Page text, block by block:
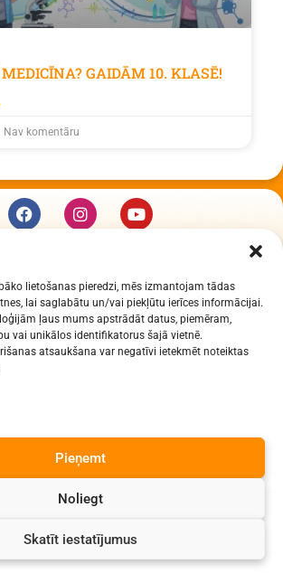
lietošanas pieredzi, mēs izmantojam tādas
lai saglabātu un/vai piekļūtu ierīces informācijai.
ļaus mums apstrādāt datus, piemēram,
vai unikālos identifikatorus šajā vietnē.
atsaukšana var negatīvi ietekmēt noteiktas
Pieņemt
Noliegt
Skatīt iestatījumus
GAIDĀM 10. KLASĒ!
Nav komentāru
Zinātņu vidusskola
iela 30, Daugavpils, LV-5401
Nr. 2713903513 (IZM)
pašvaldība 90000077325
tālr. Direktors: 65423030,
Lietvedis: 65421923
tiesības aizsargātas